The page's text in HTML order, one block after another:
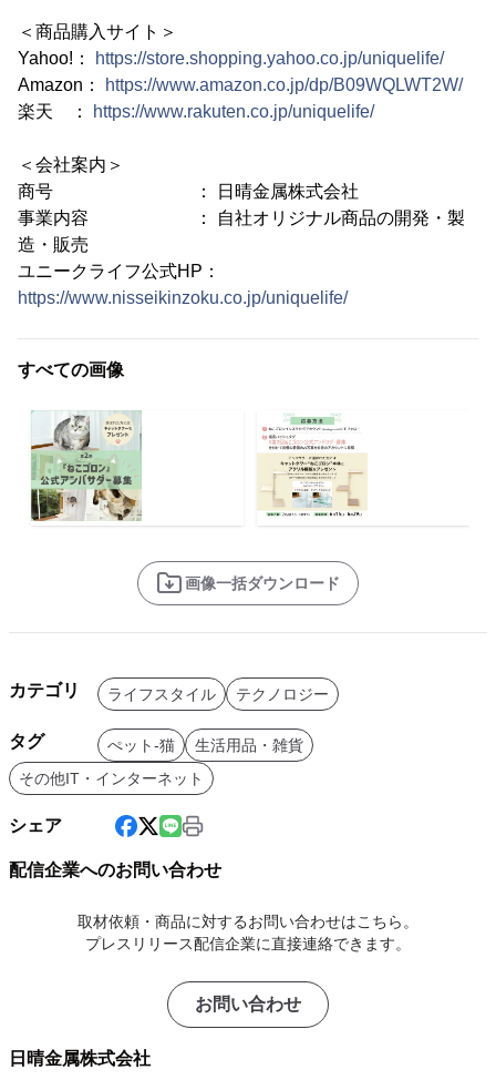
＜商品購入サイト＞
Yahoo!：
https://store.shopping.yahoo.co.jp/uniquelife/
Amazon：
https://www.amazon.co.jp/dp/B09WQLWT2W/
楽天 ：
https://www.rakuten.co.jp/uniquelife/
＜会社案内＞
商号 ： 日晴金属株式会社
事業内容 ： 自社オリジナル商品の開発・製
造・販売
ユニークライフ公式HP：
https://www.nisseikinzoku.co.jp/uniquelife/
すべての画像
画像一括ダウンロード
カテゴリ ライフスタイル テクノロジー
タグ ぺット-猫
生活用品・雑貨
その他IT・インターネット
シェア
配信企業へのお問い合わせ
取材依頼・商品に対するお問い合わせはこちら。
プレスリリース配信企業に直接連絡できます。
お問い合わせ
日晴金属株式会社